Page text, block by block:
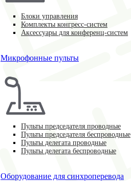
Блоки управления
Комплекты конгресс-систем
Аксессуары для конференц-систем
Микрофонные пульты
Пульты председателя проводные
Пульты председателя беспроводные
Пульты делегата проводные
Пульты делегата беспроводные
Оборудование для синхроперевода